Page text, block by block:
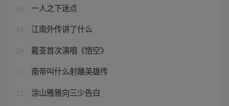
18 一人之下迷点
19 江南外传讲了什么
20 戴荃首次演唱《悟空》
21 南帝叫什么射雕英雄传
22 涂山雅雅向三少告白